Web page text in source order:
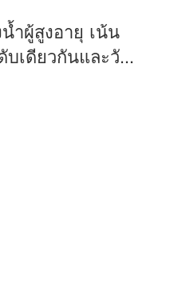
ำผู้สูงอายุ เน้น
เดียวกันและวัสดุ